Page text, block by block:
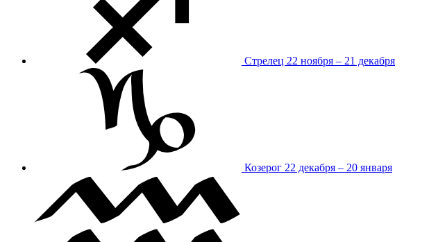
Стрелец 22 ноября – 21 декабря
Козерог 22 декабря – 20 января